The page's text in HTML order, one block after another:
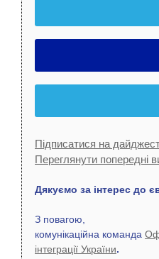
Підписатися на
Переглянути попередні
Дякуємо за інтерес до
З повагою,
комунікаційна команда
інтеграції України.